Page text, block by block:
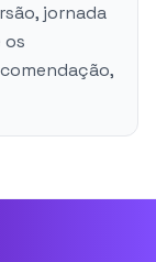
jornada
os